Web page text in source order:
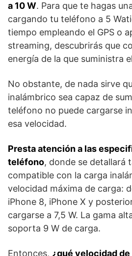
a 10 W. Para que te hagas
cargando tu teléfono a 5
tiempo empleando el GPS o
streaming, descubrirás que
energía de la que suministra
No obstante, de nada sirve
inalámbrico sea capaz de
teléfono no puede cargarse
esa velocidad.
Presta atención a las
teléfono, donde se detallará
compatible con la carga
velocidad máxima de carga:
iPhone 8, iPhone X y
cargarse a 7,5 W. La gama
soporta 9 W de carga.
Entonces, ¿qué velocidad